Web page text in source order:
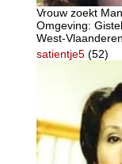
Vrouw zoekt Man
Omgeving: Gistel
West-Vlaanderen
satientje5 (52)